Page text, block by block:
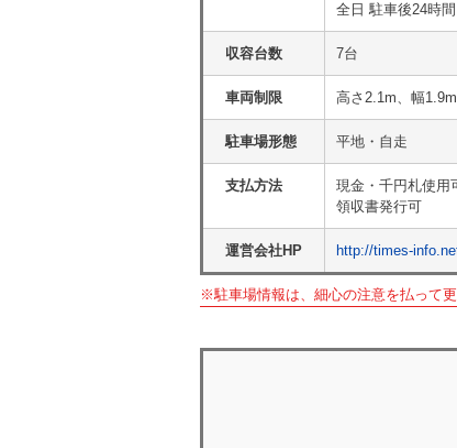
全日 駐車後24時
収容台数 7台
車両制限 高さ2.1m、幅
駐車場形態 平地・自走
支払方法
現金・千円札使用
領収書発行可
運営会社HP http://times-
※駐車場情報は、細心の注意を払って